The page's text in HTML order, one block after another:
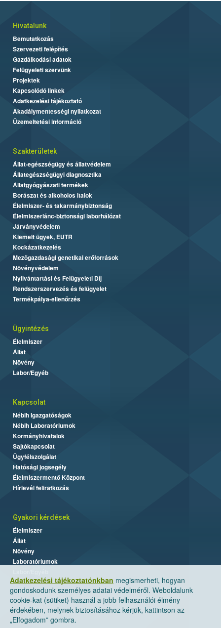
Adatkezelési tájékoztatónkban megismerheti, hogyan
gondoskodunk személyes adatai védelméről. Weboldalunk
cookie-kat (sütiket) használ a jobb felhasználói élmény
érdekében, melynek biztosításához kérjük, kattintson az
„Elfogadom” gombra.
Hivatalunk
Bemutatkozás
Szervezeti felépítés
Gazdálkodási adatok
Felügyeleti szervünk
Projektek
Kapcsolódó linkek
Adatkezelési tájékoztató
Akadálymentességi nyilatkozat
Üzemeltetési információ
Szakterületek
Állat-egészségügy és állatvédelem
Állategészségügyi diagnosztika
Állatgyógyászati termékek
Borászat és alkoholos italok
Élelmiszer- és takarmánybiztonság
Élelmiszerlánc-biztonsági laborhálózat
Járványvédelem
Kiemelt ügyek, EUTR
Kockázatkezelés
Mezőgazdasági genetikai erőforrások
Növényvédelem
Nyilvántartási és Felügyeleti Díj
Rendszerszervezés és felügyelet
Termékpálya-ellenőrzés
Ügyintézés
Élelmiszer
Állat
Növény
Labor/Egyéb
Kapcsolat
Nébih Igazgatóságok
Nébih Laboratóriumok
Kormányhivatalok
Sajtókapcsolat
Ügyfélszolgálat
Hatósági jogsegély
Élelmiszermentő Központ
Hírlevél feliratkozás
Gyakori kérdések
Élelmiszer
Állat
Növény
Laboratóriumok